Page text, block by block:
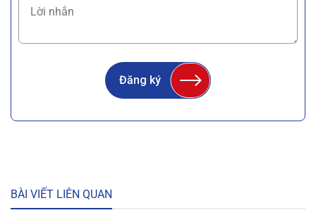
Đăng ký
BÀI VIẾT LIÊN QUAN